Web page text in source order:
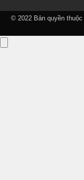
© 2022 Bản quyền thuộc